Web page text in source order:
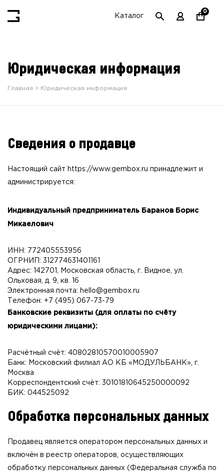
Каталог
0
Юридическая информация
Главная Юридическая информация
Сведения о продавце
Настоящий сайт https://www.gembox.ru принадлежит и
администрируется:
Индивидуальный предприниматель Баранов Борис
Микаелович
ИНН: 772405553956
ОГРНИП: 312774631401161
Адрес: 142701, Московская область, г. Видное, ул.
Ольховая, д. 9, кв. 16
Электронная почта: hello@gembox.ru
Телефон: +7 (495) 067-73-79
Банковские реквизиты (для оплаты по счёту
юридическими лицами):
Расчётный счёт: 40802810570010005907
Банк: Московский филиал АО КБ «МОДУЛЬБАНК», г.
Москва
Корреспондентский счёт: 30101810645250000092
БИК: 044525092
Обработка персональных данных
Продавец является оператором персональных данных и
включён в реестр операторов, осуществляющих
обработку персональных данных (Федеральная служба по